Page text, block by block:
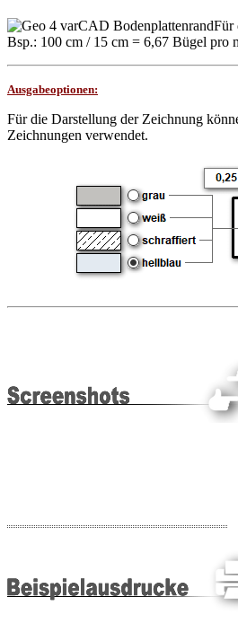
Für
Bsp.: 100 cm / 15 cm = 6,67 Bügel pro
Ausgabeoptionen:
Für die Darstellung der Zeichnung
Zeichnungen verwendet.